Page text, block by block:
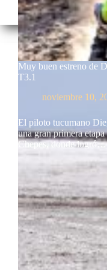
Muy buen estreno de
T3.1
noviembre 10,
El piloto tucumano
una gran primera
Chepes, donde logró…